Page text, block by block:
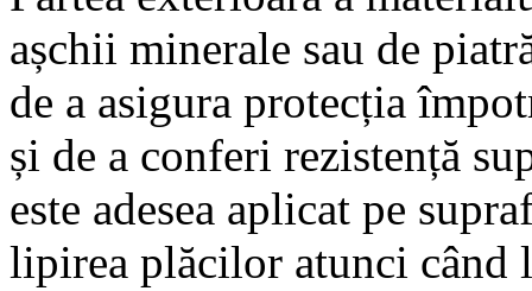
așchii minerale sau de
de a asigura protecția
și de a conferi rezistență
este adesea aplicat pe
lipirea plăcilor atunci când